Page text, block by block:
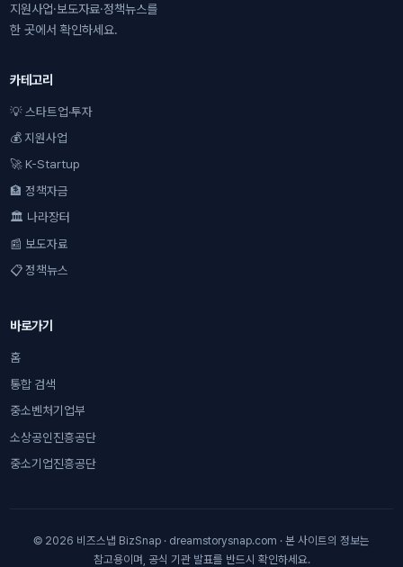
지원사업·보도자료·정책뉴스를
한 곳에서 확인하세요.
카테고리
💡 스타트업·투자
💰 지원사업
🚀 K-Startup
🏦 정책자금
🏛 나라장터
📰 보도자료
📋 정책뉴스
바로가기
홈
통합 검색
중소벤처기업부
소상공인진흥공단
중소기업진흥공단
© 2026 비즈스냅 BizSnap · dreamstorysnap.com · 본 사이트의 정보는
참고용이며, 공식 기관 발표를 반드시 확인하세요.